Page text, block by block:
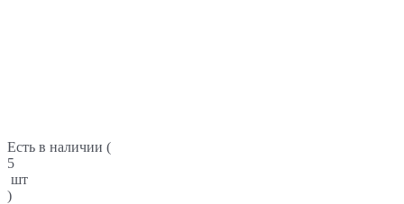
Есть в наличии (
5
шт
)